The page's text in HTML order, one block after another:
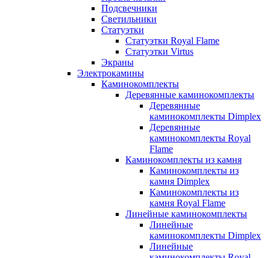
Подсвечники
Светильники
Статуэтки
Статуэтки Royal Flame
Статуэтки Virtus
Экраны
Электрокамины
Каминокомплекты
Деревянные каминокомплекты
Деревянные
каминокомплекты Dimplex
Деревянные
каминокомплекты Royal
Flame
Каминокомплекты из камня
Каминокомплекты из
камня Dimplex
Каминокомплекты из
камня Royal Flame
Линейные каминокомплекты
Линейные
каминокомплекты Dimplex
Линейные